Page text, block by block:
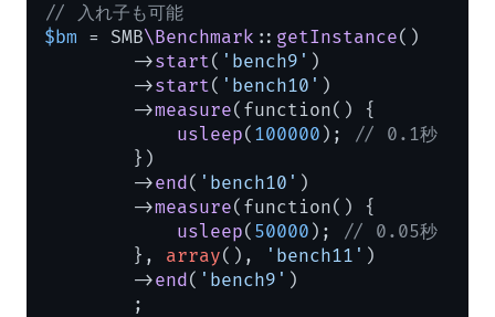
// 入れ子も可能
$bm = SMB\Benchmark :: getInstance()
        ->
start( 'bench9' )
        ->
start( 'bench10' )
        ->
measure(function() {
usleep( 100000 ); // 0.1秒
        })
        ->
end( 'bench10' )
        ->
measure(function() {
usleep( 50000 ); // 0.05秒
        },
array(), 'bench11' )
        ->
end( 'bench9' )
        ;